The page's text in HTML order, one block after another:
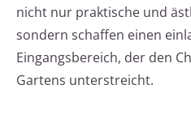
nicht nur praktische und
sondern schaffen einen
Eingangsbereich, der den
Gartens unterstreicht.